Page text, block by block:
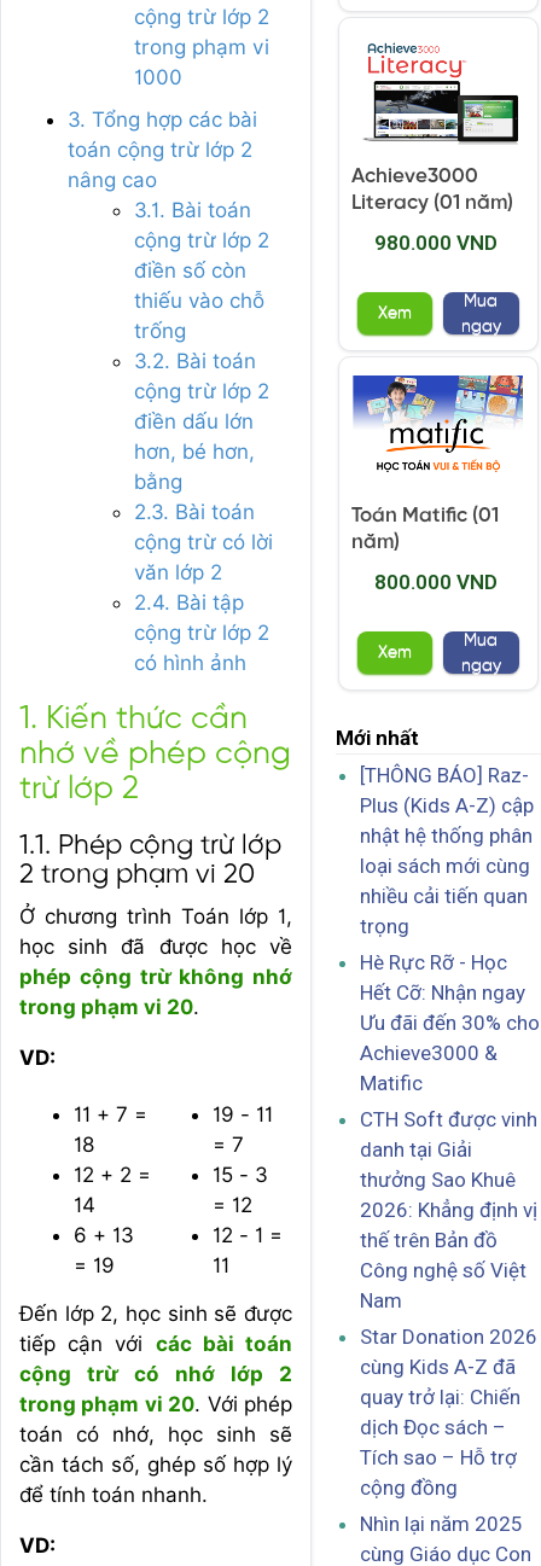
cộng trừ lớp 2
trong phạm vi
1000
3. Tổng hợp các bài
toán cộng trừ lớp 2
nâng cao
3.1. Bài toán
cộng trừ lớp 2
điền số còn
thiếu vào chỗ
trống
3.2. Bài toán
cộng trừ lớp 2
điền dấu lớn
hơn, bé hơn,
bằng
2.3. Bài toán
cộng trừ có lời
văn lớp 2
2.4. Bài tập
cộng trừ lớp 2
có hình ảnh
1. Kiến thức cần
nhớ về phép cộng
trừ lớp 2
1.1. Phép cộng trừ lớp
2 trong phạm vi 20
Ở chương trình Toán lớp 1,
học sinh đã được học về
phép cộng trừ không nhớ
trong phạm vi 20.
VD:
11 + 7 =
18
12 + 2 =
14
6 + 13
= 19
19 - 11
= 7
15 - 3
= 12
12 - 1 =
11
Đến lớp 2, học sinh sẽ được
tiếp cận với các bài toán
cộng trừ có nhớ lớp 2
trong phạm vi 20. Với phép
toán có nhớ, học sinh sẽ
cần tách số, ghép số hợp lý
để tính toán nhanh.
VD:
Achieve3000
Literacy (01 năm)
980.000 VND
Xem
Mua
ngay
Toán Matific (01
năm)
800.000 VND
Xem
Mua
ngay
Mới nhất
[THÔNG BÁO] Raz-
Plus (Kids A-Z) cập
nhật hệ thống phân
loại sách mới cùng
nhiều cải tiến quan
trọng
Hè Rực Rỡ - Học
Hết Cỡ: Nhận ngay
Ưu đãi đến 30% cho
Achieve3000 &
Matific
CTH Soft được vinh
danh tại Giải
thưởng Sao Khuê
2026: Khẳng định vị
thế trên Bản đồ
Công nghệ số Việt
Nam
Star Donation 2026
cùng Kids A-Z đã
quay trở lại: Chiến
dịch Đọc sách –
Tích sao – Hỗ trợ
cộng đồng
Nhìn lại năm 2025
cùng Giáo dục Con